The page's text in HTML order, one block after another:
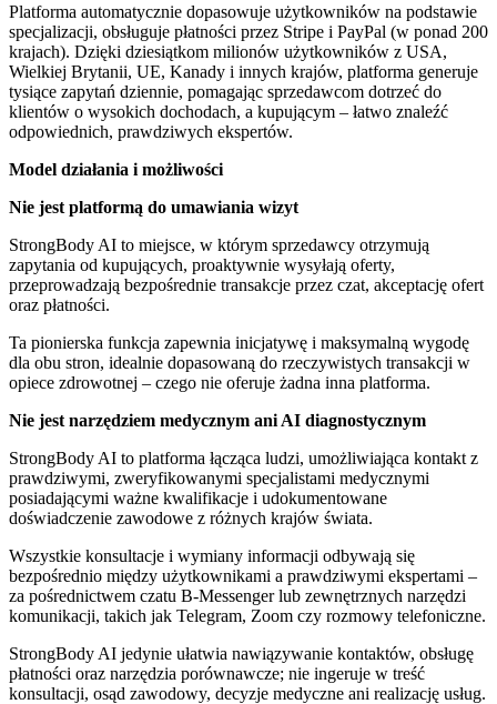
Platforma automatycznie dopasowuje użytkowników na podstawie
specjalizacji, obsługuje płatności przez Stripe i PayPal (w ponad 200
krajach). Dzięki dziesiątkom milionów użytkowników z USA,
Wielkiej Brytanii, UE, Kanady i innych krajów, platforma generuje
tysiące zapytań dziennie, pomagając sprzedawcom dotrzeć do
klientów o wysokich dochodach, a kupującym – łatwo znaleźć
odpowiednich, prawdziwych ekspertów.
Model działania i możliwości
Nie jest platformą do umawiania wizyt
StrongBody AI to miejsce, w którym sprzedawcy otrzymują
zapytania od kupujących, proaktywnie wysyłają oferty,
przeprowadzają bezpośrednie transakcje przez czat, akceptację ofert
oraz płatności.
Ta pionierska funkcja zapewnia inicjatywę i maksymalną wygodę
dla obu stron, idealnie dopasowaną do rzeczywistych transakcji w
opiece zdrowotnej – czego nie oferuje żadna inna platforma.
Nie jest narzędziem medycznym ani AI diagnostycznym
StrongBody AI to platforma łącząca ludzi, umożliwiająca kontakt z
prawdziwymi, zweryfikowanymi specjalistami medycznymi
posiadającymi ważne kwalifikacje i udokumentowane
doświadczenie zawodowe z różnych krajów świata.
Wszystkie konsultacje i wymiany informacji odbywają się
bezpośrednio między użytkownikami a prawdziwymi ekspertami –
za pośrednictwem czatu B-Messenger lub zewnętrznych narzędzi
komunikacji, takich jak Telegram, Zoom czy rozmowy telefoniczne.
StrongBody AI jedynie ułatwia nawiązywanie kontaktów, obsługę
płatności oraz narzędzia porównawcze; nie ingeruje w treść
konsultacji, osąd zawodowy, decyzje medyczne ani realizację usług.